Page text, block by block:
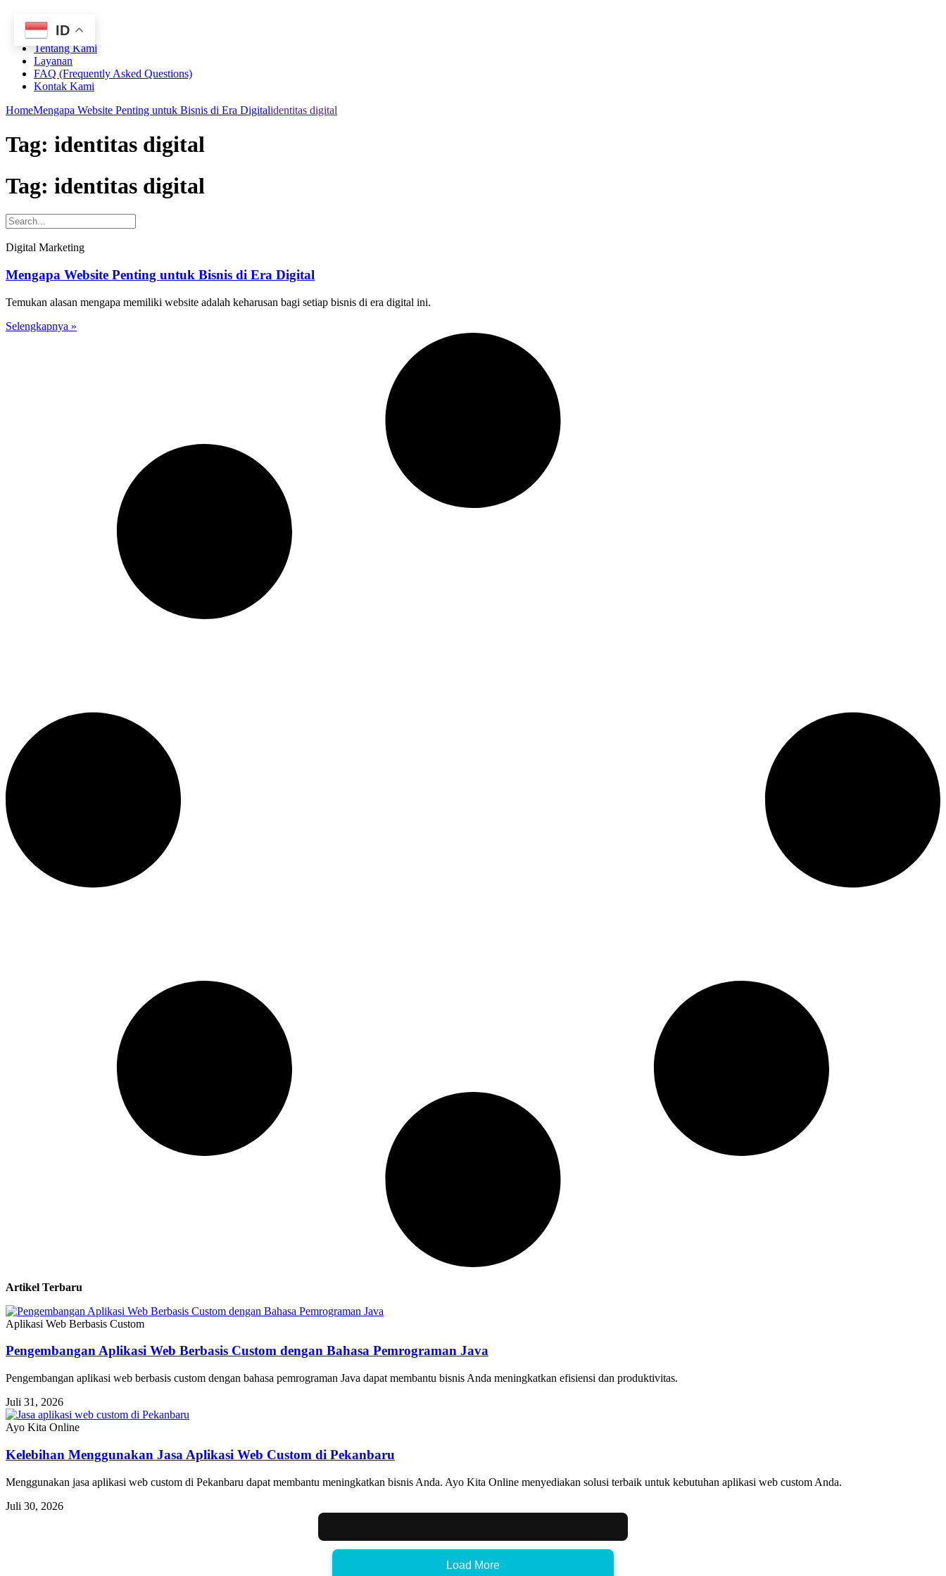
Home
Tentang Kami
Layanan
FAQ (Frequently Asked Questions)
Kontak Kami
HomeMengapa Website Penting untuk Bisnis di Era Digitalidentitas digital
Tag: identitas digital
Tag: identitas digital
Digital Marketing
Mengapa Website Penting untuk Bisnis di Era Digital
Temukan alasan mengapa memiliki website adalah keharusan bagi setiap bisnis di era digital ini.
Selengkapnya »
Artikel Terbaru
Aplikasi Web Berbasis Custom
Pengembangan Aplikasi Web Berbasis Custom dengan Bahasa Pemrograman Java
Pengembangan aplikasi web berbasis custom dengan bahasa pemrograman Java dapat membantu bisnis Anda meningkatkan efisiensi dan produktivitas.
Juli 31, 2026
Ayo Kita Online
Kelebihan Menggunakan Jasa Aplikasi Web Custom di Pekanbaru
Menggunakan jasa aplikasi web custom di Pekanbaru dapat membantu meningkatkan bisnis Anda. Ayo Kita Online menyediakan solusi terbaik untuk kebutuhan aplikasi web custom Anda.
Juli 30, 2026
Load More
ID